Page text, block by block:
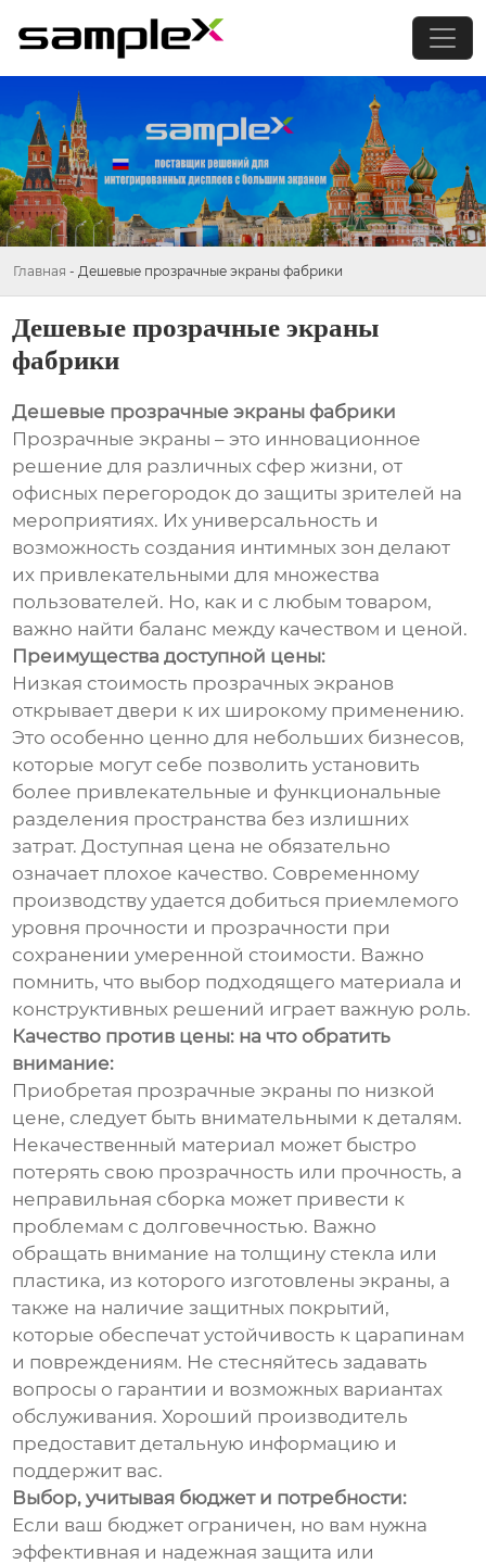
Главная - Дешевые прозрачные экраны фабрики
Дешевые прозрачные экраны
фабрики
Дешевые прозрачные экраны фабрики
Прозрачные экраны – это инновационное
решение для различных сфер жизни, от
офисных перегородок до защиты зрителей на
мероприятиях. Их универсальность и
возможность создания интимных зон делают
их привлекательными для множества
пользователей. Но, как и с любым товаром,
важно найти баланс между качеством и ценой.
Преимущества доступной цены:
Низкая стоимость прозрачных экранов
открывает двери к их широкому применению.
Это особенно ценно для небольших бизнесов,
которые могут себе позволить установить
более привлекательные и функциональные
разделения пространства без излишних
затрат. Доступная цена не обязательно
означает плохое качество. Современному
производству удается добиться приемлемого
уровня прочности и прозрачности при
сохранении умеренной стоимости. Важно
помнить, что выбор подходящего материала и
конструктивных решений играет важную роль.
Качество против цены: на что обратить
внимание:
Приобретая прозрачные экраны по низкой
цене, следует быть внимательными к деталям.
Некачественный материал может быстро
потерять свою прозрачность или прочность, а
неправильная сборка может привести к
проблемам с долговечностью. Важно
обращать внимание на толщину стекла или
пластика, из которого изготовлены экраны, а
также на наличие защитных покрытий,
которые обеспечат устойчивость к царапинам
и повреждениям. Не стесняйтесь задавать
вопросы о гарантии и возможных вариантах
обслуживания. Хороший производитель
предоставит детальную информацию и
поддержит вас.
Выбор, учитывая бюджет и потребности:
Если ваш бюджет ограничен, но вам нужна
эффективная и надежная защита или